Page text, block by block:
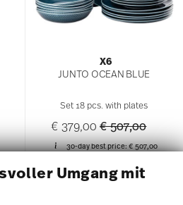
Umgang mit
X6
JUNTO OCEAN BLUE
Set 18 pcs. with plates
€ 379,00Price reduced
€ 507,00to
30-day best price:€ 507,00